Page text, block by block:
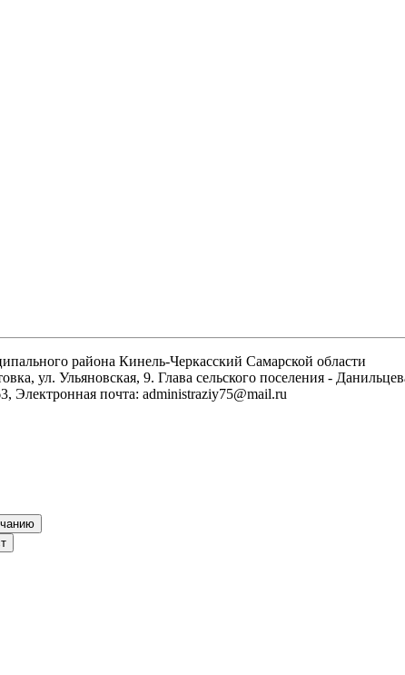
района Кинель-Черкасский Самарской области
ул. Ульяновская, 9. Глава сельского поселения -
Электронная почта: administraziy75@mail.ru